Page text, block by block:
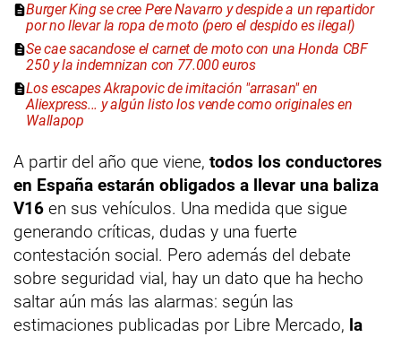
Burger King se cree Pere Navarro y despide a un repartidor
por no llevar la ropa de moto (pero el despido es ilegal)
Se cae sacandose el carnet de moto con una Honda CBF
250 y la indemnizan con 77.000 euros
Los escapes Akrapovic de imitación "arrasan" en
Aliexpress... y algún listo los vende como originales en
Wallapop
A partir del año que viene, todos los conductores
en España estarán obligados a llevar una baliza
V16 en sus vehículos. Una medida que sigue
generando críticas, dudas y una fuerte
contestación social. Pero además del debate
sobre seguridad vial, hay un dato que ha hecho
saltar aún más las alarmas: según las
estimaciones publicadas por Libre Mercado, la